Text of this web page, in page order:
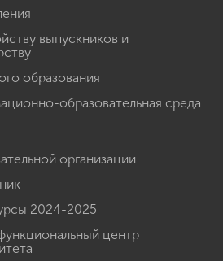
выпускников и
образования
образовательная среда
организации
2024-2025
центр